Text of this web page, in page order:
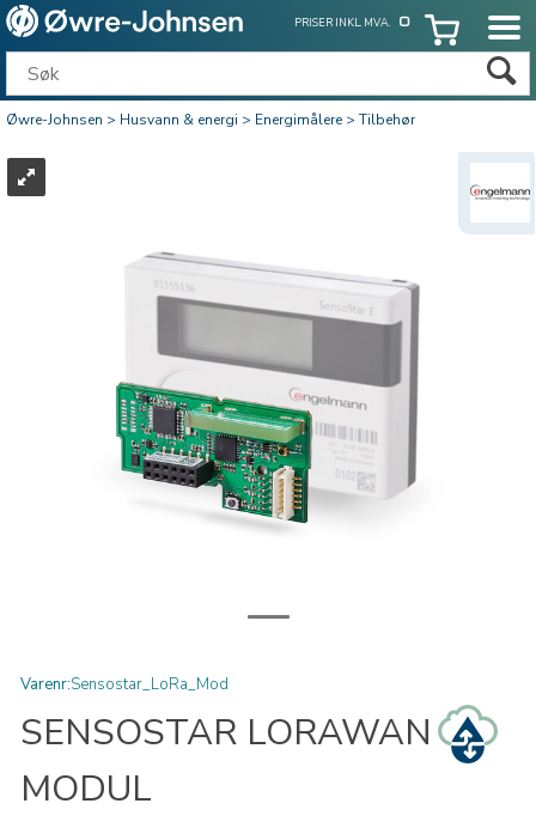
PRISER INKL. MVA.
Øwre-Johnsen>Husvann & energi>Energimålere>Tilbehør
Varenr:Sensostar_LoRa_Mod
SENSOSTAR LORAWAN
MODUL